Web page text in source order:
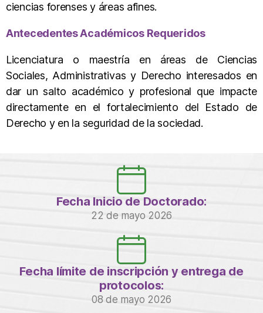
ciencias forenses y áreas afines.
Antecedentes Académicos Requeridos
Licenciatura o maestría en áreas de Ciencias
Sociales, Administrativas y Derecho interesados en
dar un salto académico y profesional que impacte
directamente en el fortalecimiento del Estado de
Derecho y en la seguridad de la sociedad.
Fecha Inicio de Doctorado:
22 de mayo 2026
Fecha límite de inscripción y entrega de
protocolos:
08 de mayo 2026